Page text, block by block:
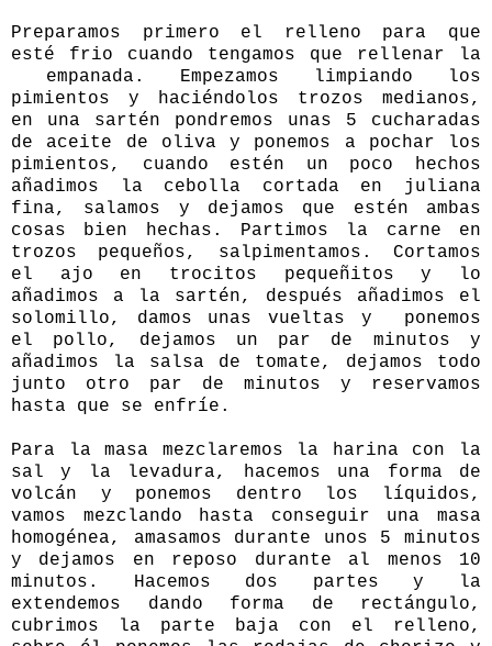
Preparamos primero el relleno para que
esté frio cuando tengamos que rellenar la
empanada. Empezamos limpiando los
pimientos y haciéndolos trozos medianos,
en una sartén pondremos unas 5 cucharadas
de aceite de oliva y ponemos a pochar los
pimientos, cuando estén un poco hechos
añadimos la cebolla cortada en juliana
fina, salamos y dejamos que estén ambas
cosas bien hechas. Partimos la carne en
trozos pequeños, salpimentamos. Cortamos
el ajo en trocitos pequeñitos y lo
añadimos a la sartén, después añadimos el
solomillo, damos unas vueltas y ponemos
el pollo, dejamos un par de minutos y
añadimos la salsa de tomate, dejamos todo
junto otro par de minutos y reservamos
hasta que se enfríe.
Para la masa mezclaremos la harina con la
sal y la levadura, hacemos una forma de
volcán y ponemos dentro los líquidos,
vamos mezclando hasta conseguir una masa
homogénea, amasamos durante unos 5 minutos
y dejamos en reposo durante al menos 10
minutos. Hacemos dos partes y la
extendemos dando forma de rectángulo,
cubrimos la parte baja con el relleno,